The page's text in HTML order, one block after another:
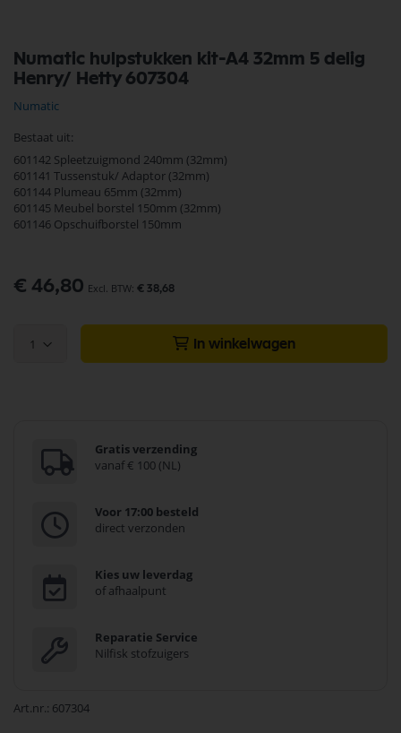
Numatic hulpstukken kit-A4 32mm 5 delig
Henry/ Hetty 607304
Numatic
Bestaat uit:
601142 Spleetzuigmond 240mm (32mm)
601141 Tussenstuk/ Adaptor (32mm)
601144 Plumeau 65mm (32mm)
601145 Meubel borstel 150mm (32mm)
601146 Opschuifborstel 150mm
€ 46,80 € 38,68
1 In winkelwagen
Gratis verzending
vanaf € 100 (NL)
Voor 17:00 besteld
direct verzonden
Kies uw leverdag
of afhaalpunt
Reparatie Service
Nilfisk stofzuigers
Art.nr. 607304
naar
het
van
afbeeldingen-
gallerij